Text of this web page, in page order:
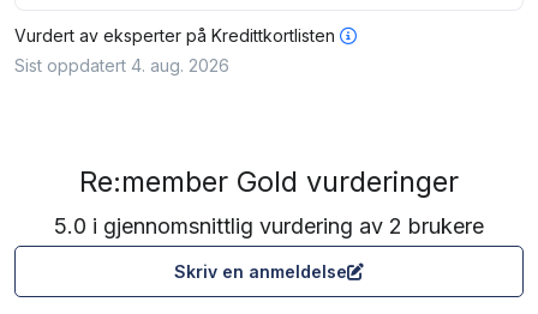
Vurdert av eksperter på Kredittkortlisten
Sist oppdatert 4. aug. 2026
Re:member Gold vurderinger
5.0 i gjennomsnittlig vurdering av 2 brukere
Skriv en anmeldelse